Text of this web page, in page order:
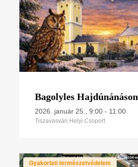
Bagolyles Hajdúnánáson
2026. január 25., 9:00 - 11:00
Tiszavasvári Helyi Csoport
Gyakorlati természetvédelem